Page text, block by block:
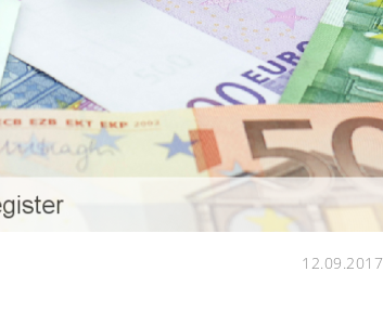
12.09.2017